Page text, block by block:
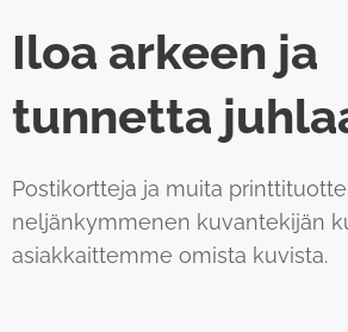
Iloa arkeen ja
tunnetta
Postikortteja ja muita
neljänkymmenen kuvantekijän
asiakkaittemme omista kuvista.